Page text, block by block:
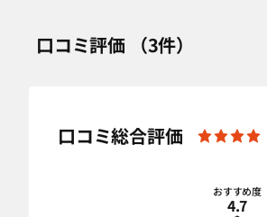
口コミ評価 （3件）
口コミ総合評価
おすすめ度
4.7